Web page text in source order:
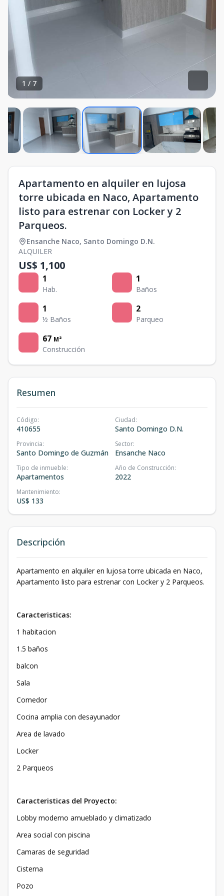
1 / 7
Apartamento en alquiler en lujosa
torre ubicada en Naco, Apartamento
listo para estrenar con Locker y 2
Parqueos.
Ensanche Naco, Santo Domingo D.N.
ALQUILER
US$ 1,100
1
Hab.
1
Baños
1
½ Baños
2
Parqueo
67 M²
Construcción
Resumen
Código:
410655
Ciudad:
Santo Domingo D.N.
Provincia:
Santo Domingo de Guzmán
Sector:
Ensanche Naco
Tipo de inmueble:
Apartamentos
Año de Construcción:
2022
Mantenimiento:
US$ 133
Descripción
Apartamento en alquiler en lujosa torre ubicada en Naco,
Apartamento listo para estrenar con Locker y 2 Parqueos.
Caracteristicas:
1 habitacion
1.5 baños
balcon
Sala
Comedor
Cocina amplia con desayunador
Area de lavado
Locker
2 Parqueos
Caracteristicas del Proyecto:
Lobby moderno amueblado y climatizado
Area social con piscina
Camaras de seguridad
Cisterna
Pozo